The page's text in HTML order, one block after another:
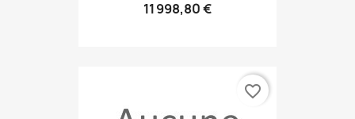
11 998,80 €
favorite_border